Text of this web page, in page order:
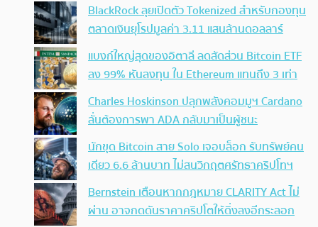
BlackRock ลุยเปิดตัว Tokenized สำหรับกองทุน
ตลาดเงินยุโรปมูลค่า 3.11 แสนล้านดอลลาร์
แบงก์ใหญ่สุดของอิตาลี ลดสัดส่วน Bitcoin ETF
ลง 99% หันลงทุน ใน Ethereum แทนถึง 3 เท่า
Charles Hoskinson ปลุกพลังคอมมูฯ Cardano
ลั่นต้องการพา ADA กลับมาเป็นผู้ชนะ
นักขุด Bitcoin สาย Solo เจอบล็อก รับทรัพย์คน
เดียว 6.6 ล้านบาท ไม่สนวิกฤตศรัทธาคริปโทฯ
Bernstein เตือนหากกฎหมาย CLARITY Act ไม่
ผ่าน อาจกดดันราคาคริปโตให้ดิ่งลงอีกระลอก